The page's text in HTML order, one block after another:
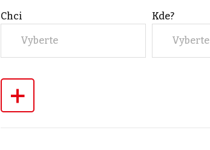
Chci
Vyberte
Kde?
Vyberte
+